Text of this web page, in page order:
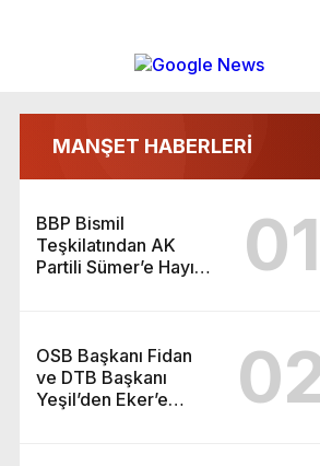
MANŞET HABERLERİ
BBP Bismil
Teşkilatından AK
Partili Sümer’e Hayırlı
01
OSB Başkanı Fidan
ve DTB Başkanı
Yeşil’den Eker’e